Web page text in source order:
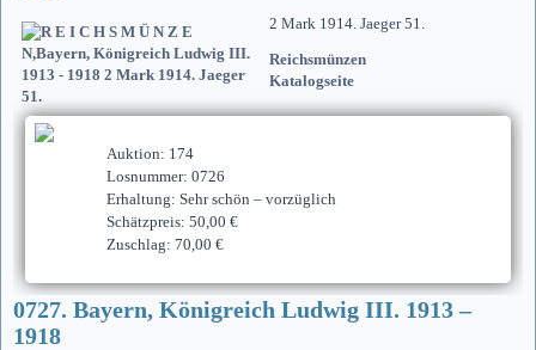
2 Mark 1914. Jaeger 51.
Reichsmünzen
Katalogseite
Auktion: 174
Losnummer: 0726
Erhaltung: Sehr schön – vorzüglich
Schätzpreis: 50,00 €
Zuschlag: 70,00 €
0727. Bayern, Königreich Ludwig III. 1913 –
1918